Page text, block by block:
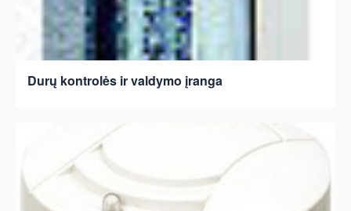
Durų kontrolės ir valdymo įranga